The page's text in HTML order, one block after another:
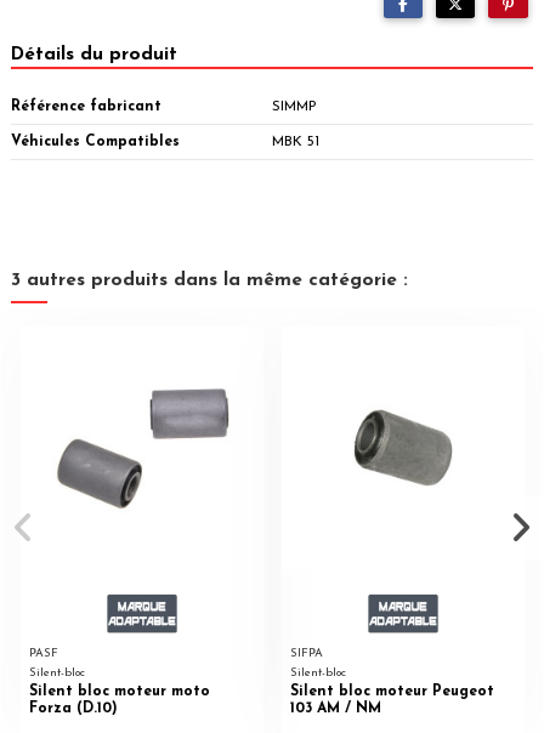
Détails du produit
Référence fabricant SIMMP
Véhicules Compatibles MBK 51
3 autres produits dans la même catégorie :
PASF
Silent-bloc
Silent bloc moteur moto
Forza (D.10)
SIFPA
Silent-bloc
Silent bloc moteur Peugeot
103 AM / NM